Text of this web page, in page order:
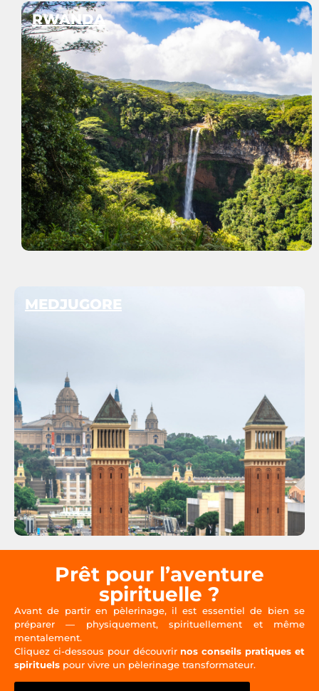
RWANDA
MEDJUGORE
Prêt pour l’aventure
spirituelle ?
Avant de partir en pèlerinage, il est essentiel de bien se
préparer — physiquement, spirituellement et même
mentalement.
Cliquez ci-dessous pour découvrir nos conseils pratiques et
spirituels pour vivre un pèlerinage transformateur.